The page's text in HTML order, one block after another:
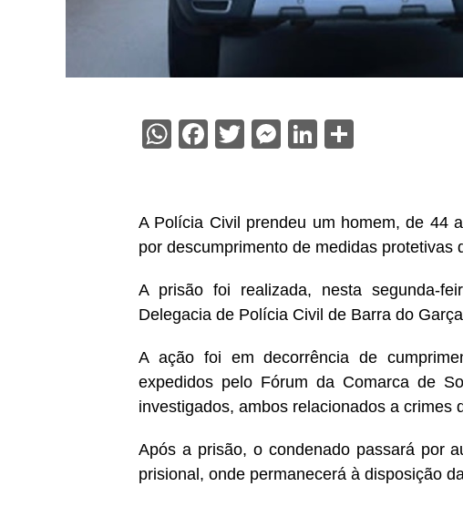
WhatsApp
Facebook
TwitterMessenger
LinkedIn
A Polícia Civil prendeu um homem, de 44
por descumprimento de medidas protetivas
A prisão foi realizada, nesta segunda-
Delegacia de Polícia Civil de Barra do
A ação foi em decorrência de
expedidos pelo Fórum da Comarca de
investigados, ambos relacionados a crimes
Após a prisão, o condenado passará por
prisional, onde permanecerá à disposição